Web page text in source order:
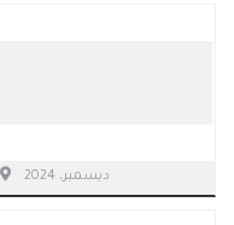
6 ديسمبر، 2024